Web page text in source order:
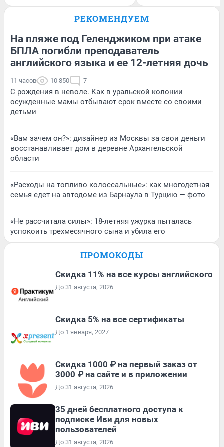
РЕКОМЕНДУЕМ
На пляже под Геленджиком при атаке
БПЛА погибли преподаватель
английского языка и ее 12-летняя дочь
11 часов 10 850 7
С рождения в неволе. Как в уральской колонии
осужденные мамы отбывают срок вместе со своими
детьми
«Вам зачем он?»: дизайнер из Москвы за свои деньги
восстанавливает дом в деревне Архангельской
области
«Расходы на топливо колоссальные»: как многодетная
семья едет на автодоме из Барнаула в Турцию — фото
«Не рассчитала силы»: 18-летняя ужурка пыталась
успокоить трехмесячного сына и убила его
ПРОМОКОДЫ
Скидка 11% на все курсы английского
До 31 августа, 2026
Скидка 5% на все сертификаты
До 1 января, 2027
Скидка 1000 ₽ на первый заказ от
3000 ₽ на сайте и в приложении
До 31 августа, 2026
35 дней бесплатного доступа к
подписке Иви для новых
пользователей
До 31 августа, 2026